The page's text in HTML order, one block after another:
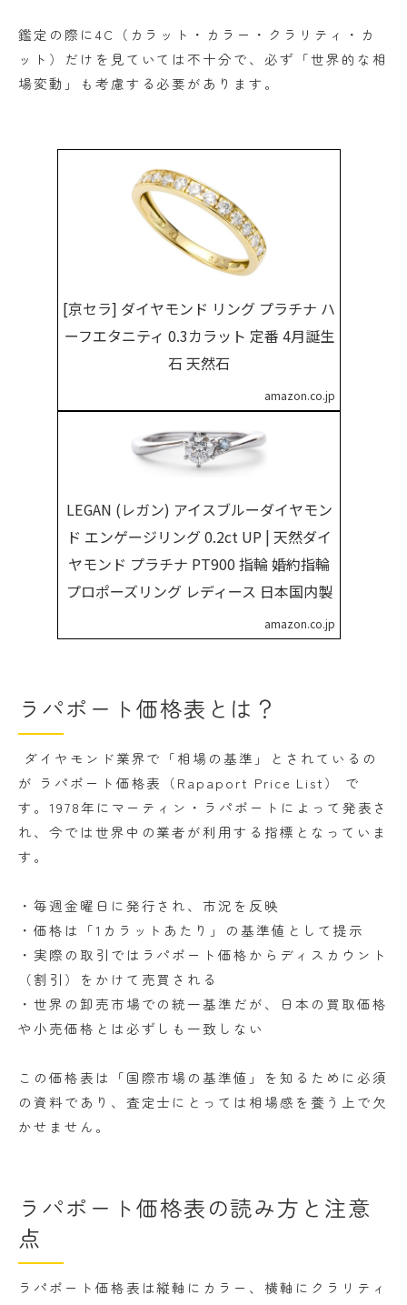
鑑定の際に4C（カラット・カラー・クラリティ・カ
ット）だけを見ていては不十分で、必ず「世界的な相
場変動」も考慮する必要があります。
[京セラ] ダイヤモンド リング プラチナ ハ
ーフエタニティ 0.3カラット 定番 4月誕生
石 天然石
amazon.co.jp
LEGAN (レガン) アイスブルーダイヤモン
ド エンゲージリング 0.2ct UP | 天然ダイ
ヤモンド プラチナ PT900 指輪 婚約指輪
プロポーズリング レディース 日本国内製
amazon.co.jp
ラパポート価格表とは？
ダイヤモンド業界で「相場の基準」とされているの
が ラパポート価格表（Rapaport Price List） で
す。1978年にマーティン・ラパポートによって発表さ
れ、今では世界中の業者が利用する指標となっていま
す。
・毎週金曜日に発行され、市況を反映
・価格は「1カラットあたり」の基準値として提示
・実際の取引ではラパポート価格からディスカウント
（割引）をかけて売買される
・世界の卸売市場での統一基準だが、日本の買取価格
や小売価格とは必ずしも一致しない
この価格表は「国際市場の基準値」を知るために必須
の資料であり、査定士にとっては相場感を養う上で欠
かせません。
ラパポート価格表の読み方と注意
点
ラパポート価格表は縦軸にカラー、横軸にクラリティ